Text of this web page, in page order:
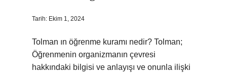
Tarih: Ekim 1, 2024
Tolman ın öğrenme kuramı nedir? Tolman;
Öğrenmenin organizmanın çevresi
hakkındaki bilgisi ve anlayışı ve onunla ilişki